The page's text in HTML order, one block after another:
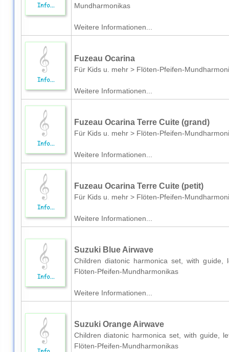
Mundharmonikas
Weitere Informationen...
Fuzeau Ocarina
Für Kids u. mehr > Flöten-Pfeifen-
Weitere Informationen...
Fuzeau Ocarina Terre Cuite (grand)
Für Kids u. mehr > Flöten-Pfeifen-
Weitere Informationen...
Fuzeau Ocarina Terre Cuite (petit)
Für Kids u. mehr > Flöten-Pfeifen-
Weitere Informationen...
Suzuki Blue Airwave
Children diatonic harmonica set, with
Flöten-Pfeifen-Mundharmonikas
Weitere Informationen...
Suzuki Orange Airwave
Children diatonic harmonica set, with guide,
Flöten-Pfeifen-Mundharmonikas